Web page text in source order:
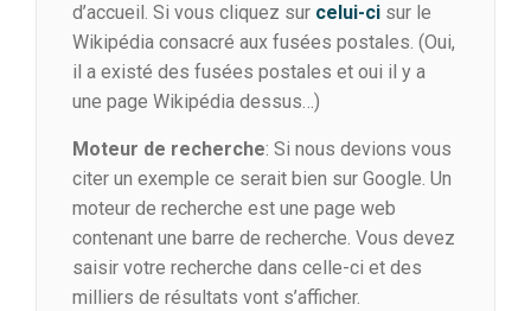
d’accueil. Si vous cliquez sur celui-ci sur le
Wikipédia consacré aux fusées postales. (Oui,
il a existé des fusées postales et oui il y a
une page Wikipédia dessus…)
Moteur de recherche: Si nous devions vous
citer un exemple ce serait bien sur Google. Un
moteur de recherche est une page web
contenant une barre de recherche. Vous devez
saisir votre recherche dans celle-ci et des
milliers de résultats vont s’afficher.